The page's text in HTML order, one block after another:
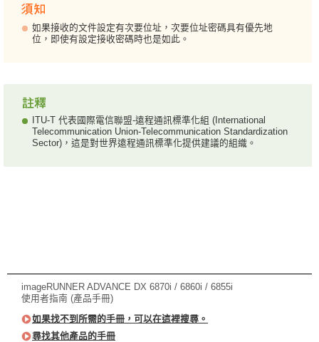
如果接收的文件設定有次要位址，次要位址密碼具有優先地
位，即使有設定接收密碼時也是如此。
ITU-T 代表國際電信聯盟-遠程通訊標準化組 (International
Telecommunication Union-Telecommunication Standardization
Sector)，這是對世界遠程通訊標準化提供建議的組織。
imageRUNNER ADVANCE DX 6870i / 6860i / 6855i
使用者指南 (產品手冊)
如果找不到所需的手冊，可以在這裡搜尋。
尋找其他產品的手冊